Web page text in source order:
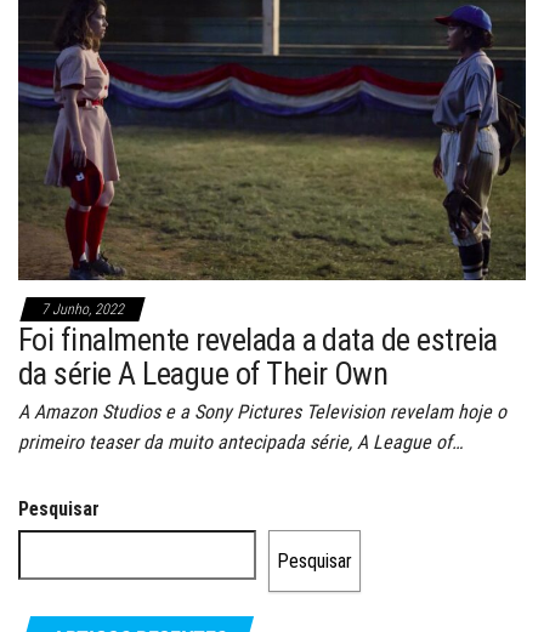
7 Junho, 2022
Foi finalmente revelada a data de estreia
da série A League of Their Own
A Amazon Studios e a Sony Pictures Television revelam hoje o
primeiro teaser da muito antecipada série, A League of…
Pesquisar
Pesquisar